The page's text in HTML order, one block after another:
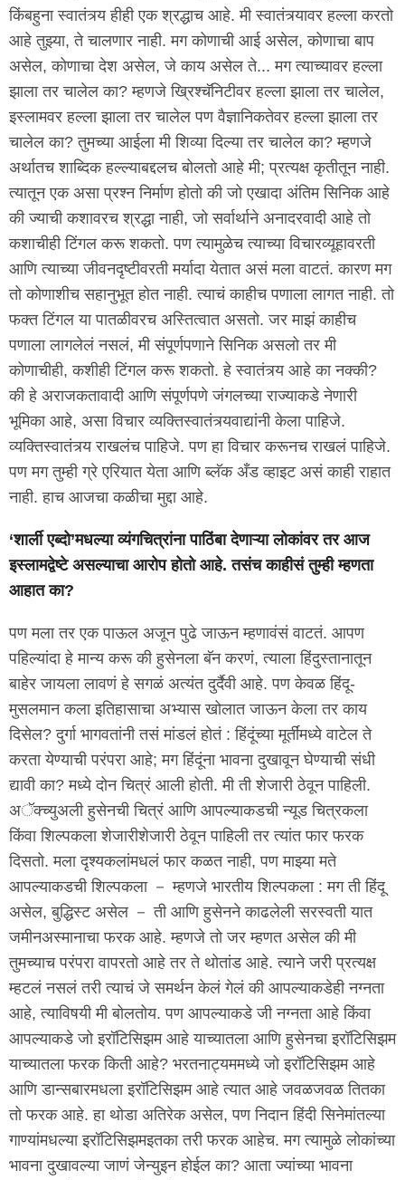
किंबहुना स्वातंत्र्य हीही एक श्रद्धाच आहे. मी स्वातंत्र्यावर हल्ला करतो
आहे तुझ्या, ते चालणार नाही. मग कोणाची आई असेल, कोणाचा बाप
असेल, कोणाचा देश असेल, जे काय असेल ते... मग त्याच्यावर हल्ला
झाला तर चालेल का? म्हणजे ख्रिश्चॅनिटीवर हल्ला झाला तर चालेल,
इस्लामवर हल्ला झाला तर चालेल पण वैज्ञानिकतेवर हल्ला झाला तर
चालेल का? तुमच्या आईला मी शिव्या दिल्या तर चालेल का? म्हणजे
अर्थातच शाब्दिक हल्ल्याबद्दलच बोलतो आहे मी; प्रत्यक्ष कृतीतून नाही.
त्यातून एक असा प्रश्न निर्माण होतो की जो एखादा अंतिम सिनिक आहे
की ज्याची कशावरच श्रद्धा नाही, जो सर्वार्थाने अनादरवादी आहे तो
कशाचीही टिंगल करू शकतो. पण त्यामुळेच त्याच्या विचारव्यूहावरती
आणि त्याच्या जीवनदृष्टीवरती मर्यादा येतात असं मला वाटतं. कारण मग
तो कोणाशीच सहानुभूत होत नाही. त्याचं काहीच पणाला लागत नाही. तो
फक्त टिंगल या पातळीवरच अस्तित्वात असतो. जर माझं काहीच
पणाला लागलेलं नसलं, मी संपूर्णपणाने सिनिक असलो तर मी
कोणाचीही, कशीही टिंगल करू शकतो. हे स्वातंत्र्य आहे का नक्की?
की हे अराजकतावादी आणि संपूर्णपणे जंगलच्या राज्याकडे नेणारी
भूमिका आहे, असा विचार व्यक्तिस्वातंत्र्यवाद्यांनी केला पाहिजे.
व्यक्तिस्वातंत्र्य राखलंच पाहिजे. पण हा विचार करूनच राखलं पाहिजे.
पण मग तुम्ही ग्रे एरियात येता आणि ब्लॅक अँड व्हाइट असं काही राहात
नाही. हाच आजचा कळीचा मुद्दा आहे.
‘शार्ली एब्दो’मधल्या व्यंगचित्रांना पाठिंबा देणाऱ्या लोकांवर तर आज
इस्लामद्वेष्टे असल्याचा आरोप होतो आहे. तसंच काहीसं तुम्ही म्हणता
आहात का?
पण मला तर एक पाऊल अजून पुढे जाऊन म्हणावंसं वाटतं. आपण
पहिल्यांदा हे मान्य करू की हुसेनला बॅन करणं, त्याला हिंदुस्तानातून
बाहेर जायला लावणं हे सगळं अत्यंत दुर्दैवी आहे. पण केवळ हिंदू-
मुसलमान कला इतिहासाचा अभ्यास खोलात जाऊन केला तर काय
दिसेल? दुर्गा भागवतांनी तसं मांडलं होतं : हिंदूंच्या मूर्तींमध्ये वाटेल ते
करता येण्याची परंपरा आहे; मग हिंदूंना भावना दुखावून घेण्याची संधी
द्यावी का? मध्ये दोन चित्रं आली होती. मी ती शेजारी ठेवून पाहिली.
अॅक्च्युअली हुसेनची चित्रं आणि आपल्याकडची न्यूड चित्रकला
किंवा शिल्पकला शेजारीशेजारी ठेवून पाहिली तर त्यांत फार फरक
दिसतो. मला दृश्यकलांमधलं फार कळत नाही, पण माझ्या मते
आपल्याकडची शिल्पकला － म्हणजे भारतीय शिल्पकला : मग ती हिंदू
असेल, बुद्धिस्ट असेल － ती आणि हुसेनने काढलेली सरस्वती यात
जमीनअस्मानाचा फरक आहे. म्हणजे तो जर म्हणत असेल की मी
तुमच्याच परंपरा वापरतो आहे तर ते थोतांड आहे. त्याने जरी प्रत्यक्ष
म्हटलं नसलं तरी त्याचं जे समर्थन केलं गेलं की आपल्याकडेही नग्नता
आहे, त्याविषयी मी बोलतोय. पण आपल्याकडे जी नग्नता आहे किंवा
आपल्याकडे जो इरॉटिसिझम आहे याच्यातला आणि हुसेनचा इरॉटिसिझम
याच्यातला फरक किती आहे? भरतनाट्यममध्ये जो इरॉटिसिझम आहे
आणि डान्सबारमधला इरॉटिसिझम आहे त्यात आहे जवळजवळ तितका
तो फरक आहे. हा थोडा अतिरेक असेल, पण निदान हिंदी सिनेमांतल्या
गाण्यांमधल्या इरॉटिसिझमइतका तरी फरक आहेच. मग त्यामुळे लोकांच्या
भावना दुखावल्या जाणं जेन्युइन होईल का? आता ज्यांच्या भावना